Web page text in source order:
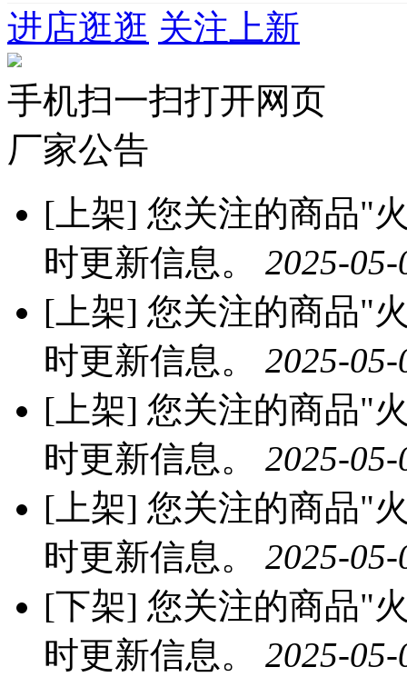
进店逛逛 关注上新
手机扫一扫打开网页
厂家公告
[上架] 您关注的商品"
时更新信息。 2025-
[上架] 您关注的商品"
时更新信息。 2025-
[上架] 您关注的商品"
时更新信息。 2025-
[上架] 您关注的商品"
时更新信息。 2025-
[下架] 您关注的商品"
时更新信息。 2025-